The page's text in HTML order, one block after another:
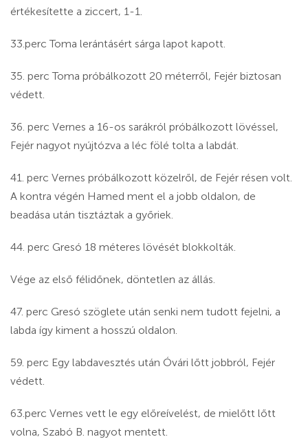
értékesítette a ziccert, 1-1.
33.perc Toma lerántásért sárga lapot kapott.
35. perc Toma próbálkozott 20 méterről, Fejér biztosan
védett.
36. perc Vernes a 16-os sarákról próbálkozott lövéssel,
Fejér nagyot nyújtózva a léc fölé tolta a labdát.
41. perc Vernes próbálkozott közelről, de Fejér résen volt.
A kontra végén Hamed ment el a jobb oldalon, de
beadása után tisztáztak a győriek.
44. perc Gresó 18 méteres lövését blokkolták.
Vége az első félidőnek, döntetlen az állás.
47. perc Gresó szöglete után senki nem tudott fejelni, a
labda így kiment a hosszú oldalon.
59. perc Egy labdavesztés után Óvári lőtt jobbról, Fejér
védett.
63.perc Vernes vett le egy előreívelést, de mielőtt lőtt
volna, Szabó B. nagyot mentett.